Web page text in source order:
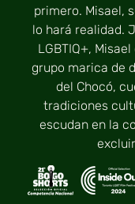
primero. Misael,
lo hará realidad.
LGBTIQ+,
grupo marica de
del Chocó,
tradiciones
escudan en la